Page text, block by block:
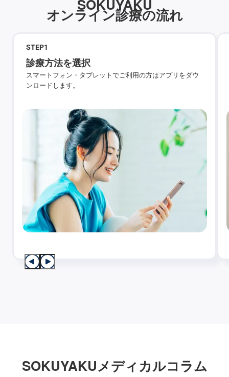
SOKUYAKU
オンライン診療の流れ
STEP1
診療方法を選択
スマートフォン・タブレットでご利用の方はアプリをダウ
ンロードします。
SOKUYAKUメディカルコラム